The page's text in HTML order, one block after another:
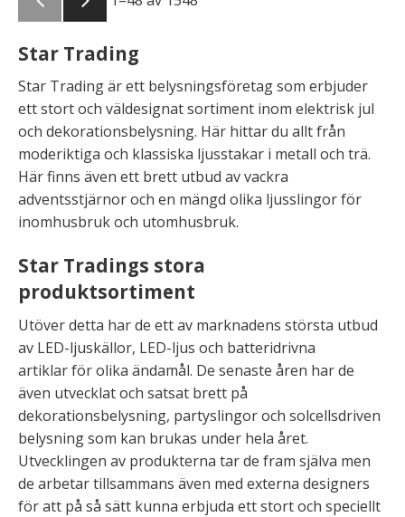
Star Trading
Star Trading är ett belysningsföretag som erbjuder
ett stort och väldesignat sortiment inom elektrisk jul
och dekorationsbelysning. Här hittar du allt från
moderiktiga och klassiska ljusstakar i metall och trä.
Här finns även ett brett utbud av vackra
adventsstjärnor och en mängd olika ljusslingor för
inomhusbruk och utomhusbruk.
Star Tradings stora
produktsortiment
Utöver detta har de ett av marknadens största utbud
av LED-ljuskällor, LED-ljus och batteridrivna
artiklar för olika ändamål. De senaste åren har de
även utvecklat och satsat brett på
dekorationsbelysning, partyslingor och solcellsdriven
belysning som kan brukas under hela året.
Utvecklingen av produkterna tar de fram själva men
de arbetar tillsammans även med externa designers
för att på så sätt kunna erbjuda ett stort och speciellt